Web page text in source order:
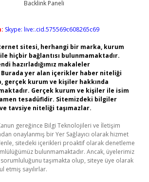
Skype: live:.cid.575569c608265c69
sitesi, herhangi bir marka, kurum
hiçbir bağlantısı bulunmamaktadır.
hazırladığımız makaleler
Burada yer alan içerikler haber niteliği
gerçek kurum ve kişiler hakkında
Gerçek kurum ve kişiler ile isim
tesadüfidir. Sitemizdeki bilgiler
tavsiye niteliği taşımazlar.
gereğince Bilgi Teknolojileri ve İletişim
onaylanmış bir Yer Sağlayıcı olarak hizmet
sitedeki içerikleri proaktif olarak denetleme
bulunmamaktadır. Ancak, üyelerimiz
taşımakta olup, siteye üye olarak
etmiş sayılırlar.